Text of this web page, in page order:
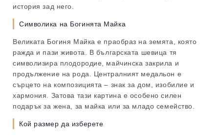
история зад него.
Символика на Богинята Майка
Великата Богиня Майка е праобраз на земята, която
ражда и пази живота. В българската шевица тя
символизира плодородие, майчинска закрила и
продължение на рода. Централният медальон е
сърцето на композицията – знак за дом, изобилие и
хармония. Затова тази картина е особено силен
подарък за жена, за майка или за младо семейство.
Кой размер да изберете